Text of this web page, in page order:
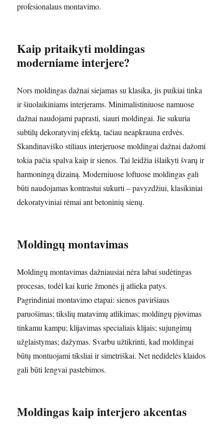
profesionalaus montavimo.
Kaip pritaikyti moldingas
moderniame interjere?
Nors moldingas dažnai siejamas su klasika, jis puikiai tinka
ir šiuolaikiniams interjerams. Minimalistiniuose namuose
dažnai naudojami paprasti, siauri moldingai. Jie sukuria
subtilų dekoratyvinį efektą, tačiau neapkrauna erdvės.
Skandinaviško stiliaus interjeruose moldingai dažnai dažomi
tokia pačia spalva kaip ir sienos. Tai leidžia išlaikyti švarų ir
harmoningą dizainą. Moderniuose loftuose moldingas gali
būti naudojamas kontrastui sukurti – pavyzdžiui, klasikiniai
dekoratyviniai rėmai ant betoninių sienų.
Moldingų montavimas
Moldingų montavimas dažniausiai nėra labai sudėtingas
procesas, todėl kai kurie žmonės jį atlieka patys.
Pagrindiniai montavimo etapai: sienos paviršiaus
paruošimas; tikslių matavimų atlikimas; moldingų pjovimas
tinkamu kampu; klijavimas specialiais klijais; sujungimų
užglaistymas; dažymas. Svarbu užtikrinti, kad moldingai
būtų montuojami tiksliai ir simetriškai. Net nedidelės klaidos
gali būti lengvai pastebimos.
Moldingas kaip interjero akcentas